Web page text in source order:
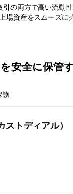
の両方で高い流動
場資産をスムーズに
安全に保管
護
トディアル）